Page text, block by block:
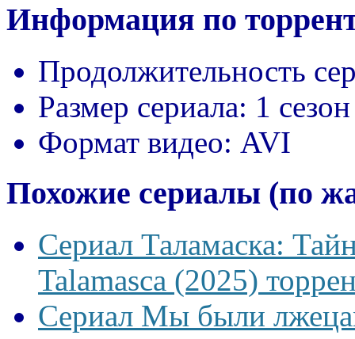
Информация по
Продолжительность
Размер сериала: 1
Формат видео: AVI
Похожие сериалы (по
Сериал Таламаска:
Talamasca (2025)
Сериал Мы были